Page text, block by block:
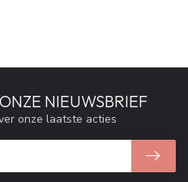
NIEUWSBRIEF
onze laatste acties